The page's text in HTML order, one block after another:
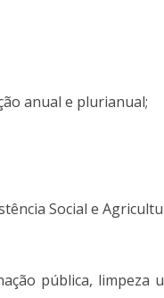
anual e plurianual;
Social e
pública, limpeza